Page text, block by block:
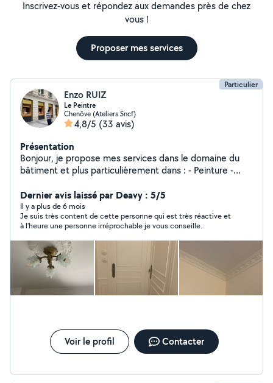
Inscrivez-vous et répondez aux demandes près de chez
vous !
Proposer mes services
Particulier
Enzo RUIZ
Le Peintre
Chenôve (Ateliers Sncf)
4,8/5 (33 avis)
Présentation
Bonjour, je propose mes services dans le domaine du
bâtiment et plus particulièrement dans : - Peinture -
(Haussmannien - Château) - Pose de Parquet Massif et
Vitrification -Je peu également faire d'autre choses, si
vous le souhaitez, vous noterez que je m'engage dans ce
que je peu faire et non l'inverse.
Dernier avis laissé par Deavy : 5/5
Il y a plus de 6 mois
Je suis très content de cette personne qui est très réactive et
à l'heure une personne irréprochable je vous conseille.
Voir le profil Contacter